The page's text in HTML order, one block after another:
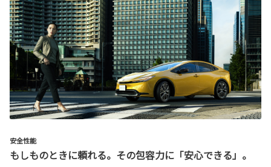
安全性能
もしものときに頼れる。その包容力に「安心できる」。